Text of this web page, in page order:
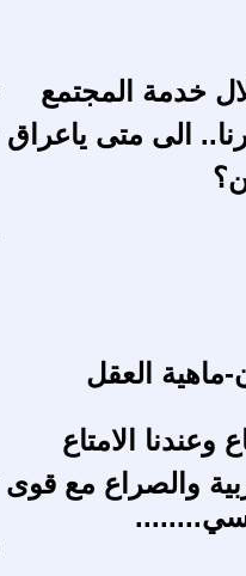
خدمة المجتمع
الى متى ياعراق
ماهية العقل
الامتاع
والصراع مع قوى